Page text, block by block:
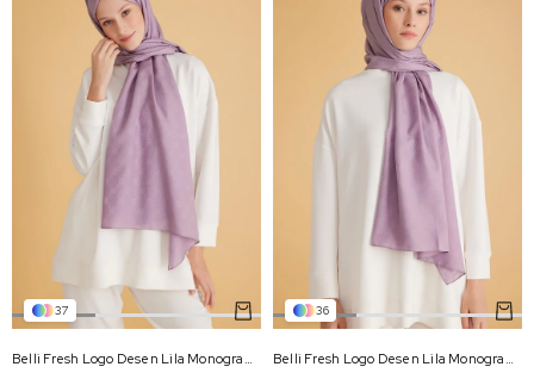
37
Belli Fresh Logo Desen Lila Monogram Şal 3 - 87
36
Belli Fresh Logo Desen Lila Monogram Şal 2 - 87